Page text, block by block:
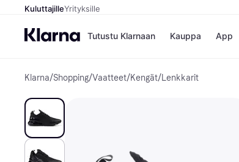
KuluttajilleYrityksille
Tutustu Klarnaan Kauppa App
Klarna/Shopping/Vaatteet/Kengät/Lenkkarit